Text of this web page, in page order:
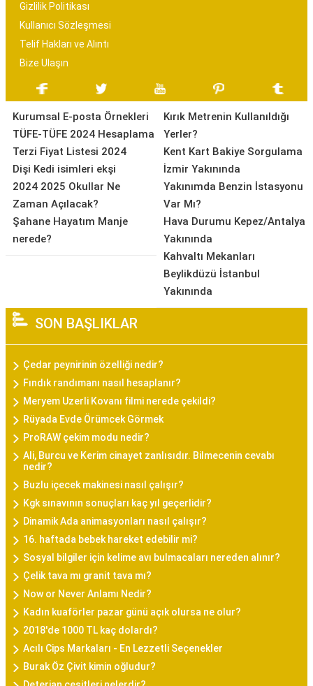
Gizlilik Politikası
Kullanıcı Sözleşmesi
Telif Hakları ve Alıntı
Bize Ulaşın
Kurumsal E-posta Örnekleri
TÜFE-TÜFE 2024 Hesaplama
Terzi Fiyat Listesi 2024
Dişi Kedi isimleri ekşi
2024 2025 Okullar Ne
Zaman Açılacak?
Şahane Hayatım Manje
nerede?
Kırık Metrenin Kullanıldığı
Yerler?
Kent Kart Bakiye Sorgulama
İzmir Yakınında
Yakınımda Benzin İstasyonu
Var Mı?
Hava Durumu Kepez/Antalya
Yakınında
Kahvaltı Mekanları
Beylikdüzü İstanbul
Yakınında
SON BAŞLIKLAR
Çedar peynirinin özelliği nedir?
Fındık randımanı nasıl hesaplanır?
Meryem Uzerli Kovanı filmi nerede çekildi?
Rüyada Evde Örümcek Görmek
ProRAW çekim modu nedir?
Ali, Burcu ve Kerim cinayet zanlısıdır. Bilmecenin cevabı
nedir?
Buzlu içecek makinesi nasıl çalışır?
Kgk sınavının sonuçları kaç yıl geçerlidir?
Dinamik Ada animasyonları nasıl çalışır?
16. haftada bebek hareket edebilir mi?
Sosyal bilgiler için kelime avı bulmacaları nereden alınır?
Çelik tava mı granit tava mı?
Now or Never Anlamı Nedir?
Kadın kuaförler pazar günü açık olursa ne olur?
2018'de 1000 TL kaç dolardı?
Acılı Cips Markaları - En Lezzetli Seçenekler
Burak Öz Çivit kimin oğludur?